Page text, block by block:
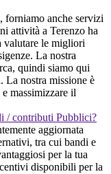
forniamo anche servizi
attività a Terenzo ha
valutare le migliori
La nostra
quindi siamo qui
La nostra missione è
massimizzare il
/ contributi Pubblici?
aggiornata
tra cui bandi e
per la tua
disponibili per la